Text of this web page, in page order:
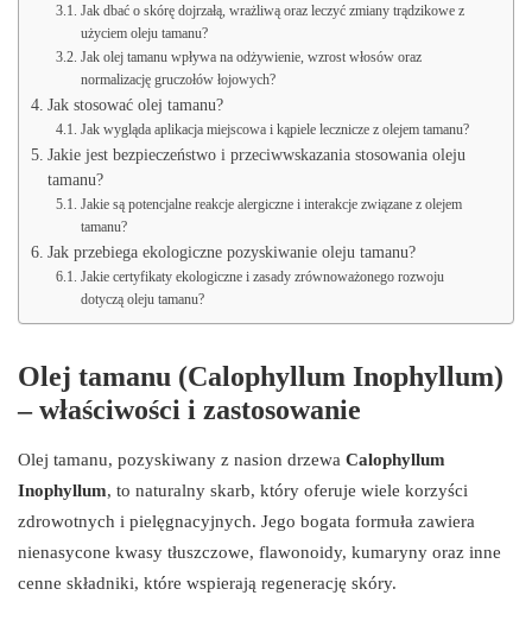
Jak dbać o skórę dojrzałą, wrażliwą oraz leczyć zmiany trądzikowe z
użyciem oleju tamanu?
Jak olej tamanu wpływa na odżywienie, wzrost włosów oraz
normalizację gruczołów łojowych?
Jak stosować olej tamanu?
Jak wygląda aplikacja miejscowa i kąpiele lecznicze z olejem tamanu?
Jakie jest bezpieczeństwo i przeciwwskazania stosowania oleju
tamanu?
Jakie są potencjalne reakcje alergiczne i interakcje związane z olejem
tamanu?
Jak przebiega ekologiczne pozyskiwanie oleju tamanu?
Jakie certyfikaty ekologiczne i zasady zrównoważonego rozwoju
dotyczą oleju tamanu?
Olej tamanu (Calophyllum Inophyllum)
– właściwości i zastosowanie
Olej tamanu, pozyskiwany z nasion drzewa Calophyllum
Inophyllum, to naturalny skarb, który oferuje wiele korzyści
zdrowotnych i pielęgnacyjnych. Jego bogata formuła zawiera
nienasycone kwasy tłuszczowe, flawonoidy, kumaryny oraz inne
cenne składniki, które wspierają regenerację skóry.